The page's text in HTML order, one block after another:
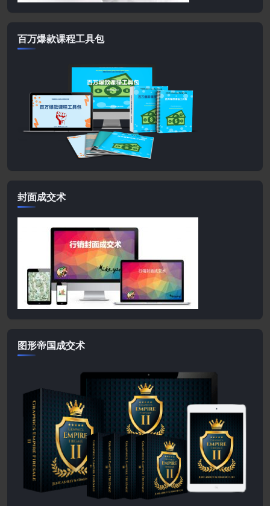
百万爆款课程工具包
封面成交术
图形帝国成交术